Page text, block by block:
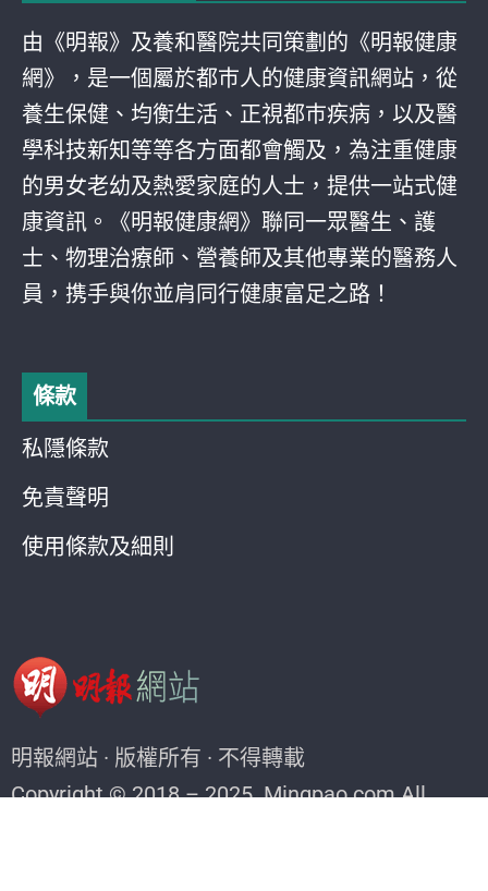
由《明報》及養和醫院共同策劃的《明報健康
網》，是一個屬於都巿人的健康資訊網站，從
養生保健、均衡生活、正視都巿疾病，以及醫
學科技新知等等各方面都會觸及，為注重健康
的男女老幼及熱愛家庭的人士，提供一站式健
康資訊。《明報健康網》聯同一眾醫生、護
士、物理治療師、營養師及其他專業的醫務人
員，携手與你並肩同行健康富足之路！
條款
私隱條款
免責聲明
使用條款及細則
明報網站 · 版權所有 · 不得轉載
Copyright © 2018 – 2025. Mingpao.com All